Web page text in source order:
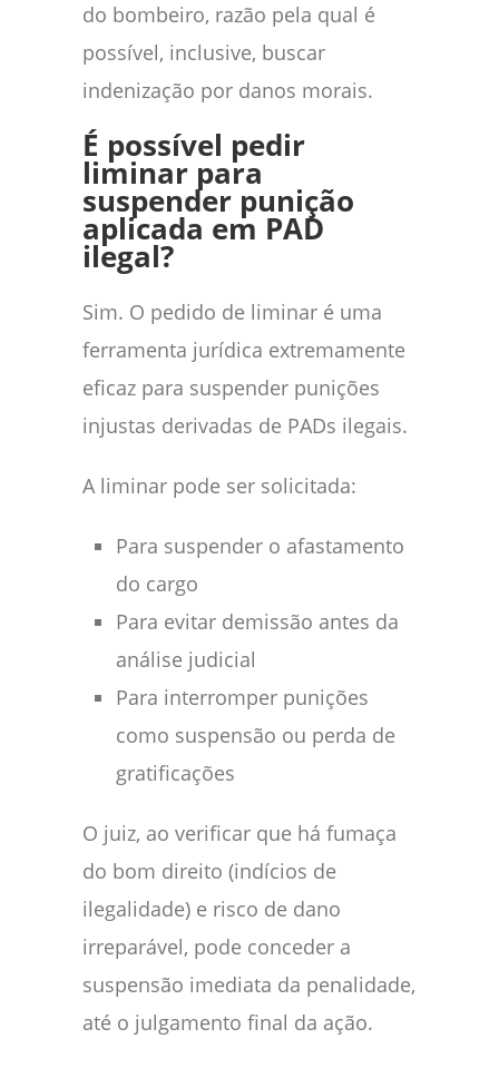
do bombeiro, razão pela qual é
possível, inclusive, buscar
indenização por danos morais.
É possível pedir
liminar para
suspender punição
aplicada em PAD
ilegal?
Sim. O pedido de liminar é uma
ferramenta jurídica extremamente
eficaz para suspender punições
injustas derivadas de PADs ilegais.
A liminar pode ser solicitada:
Para suspender o afastamento
do cargo
Para evitar demissão antes da
análise judicial
Para interromper punições
como suspensão ou perda de
gratificações
O juiz, ao verificar que há fumaça
do bom direito (indícios de
ilegalidade) e risco de dano
irreparável, pode conceder a
suspensão imediata da penalidade,
até o julgamento final da ação.